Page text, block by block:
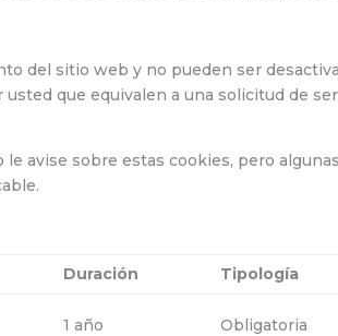
del sitio web y no pueden ser
que equivalen a una solicitud de
avise sobre estas cookies, pero
Duración Tipología
1 año Obligatoria